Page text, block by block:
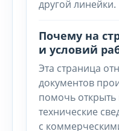
другой линейки.
Почему на
и условий
Эта страница
документов
помочь открыть
технические
с